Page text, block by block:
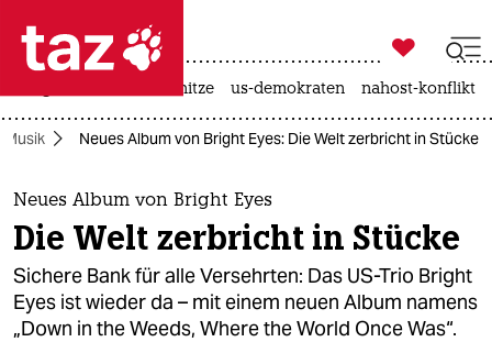
 taz zahl ich
taz zahl ich
themen
politik
öko

taz zahl ich
hitze us-demokraten nahost-konflikt
Musik Neues Album von Bright Eyes: Die Welt zerbricht in Stücke
Neues Album von Bright Eyes
Die Welt zerbricht in Stücke
Sichere Bank für alle Versehrten: Das US-Trio Bright
Eyes ist wieder da – mit einem neuen Album namens
„Down in the Weeds, Where the World Once Was“.